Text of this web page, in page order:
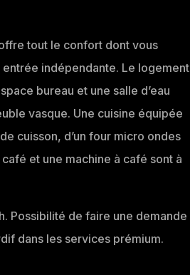
tout le confort dont vous
indépendante. Le logement
bureau et une salle d’eau
vasque. Une cuisine équipée
cuisson, d’un four micro ondes
et une machine à café sont à
Possibilité de faire une demande
dans les services prémium.